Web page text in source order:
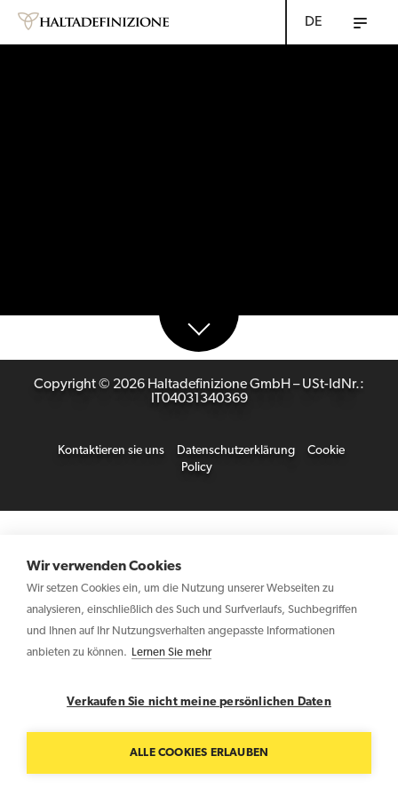
Wir verwenden Cookies
Wir setzen Cookies ein, um die Nutzung unserer Webseiten zu
analysieren, einschließlich des Such und Surfverlaufs, Suchbegriffen
und Ihnen auf Ihr Nutzungsverhalten angepasste Informationen
anbieten zu können.
Lernen Sie mehr
Verkaufen Sie nicht meine persönlichen Daten
ALLE COOKIES ERLAUBEN
DE
Copyright © 2026 Haltadefinizione GmbH – USt-IdNr.:
IT04031340369
Kontaktieren sie uns Datenschutzerklärung
Cookie
Policy